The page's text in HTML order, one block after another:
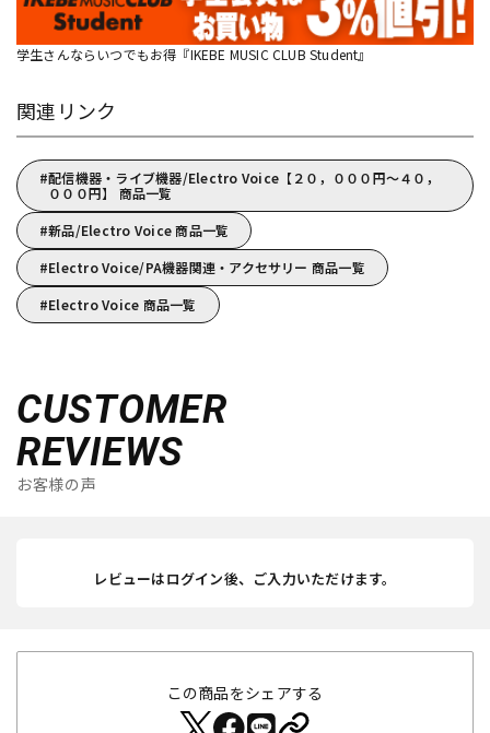
学生さんならいつでもお得『IKEBE MUSIC CLUB Student』
関連リンク
配信機器・ライブ機器/Electro Voice【２０，０００円～４０，
０００円】 商品一覧
新品/Electro Voice 商品一覧
Electro Voice/PA機器関連・アクセサリー 商品一覧
Electro Voice 商品一覧
CUSTOMER
REVIEWS
お客様の声
レビューはログイン後、ご入力いただけます。
この商品をシェアする